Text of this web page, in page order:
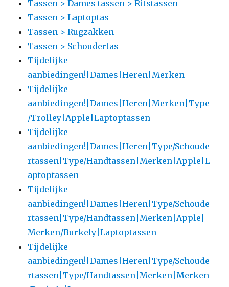
Tassen > Dames tassen > Ritstassen
Tassen > Laptoptas
Tassen > Rugzakken
Tassen > Schoudertas
Tijdelijke
aanbiedingen!|Dames|Heren|Merken
Tijdelijke
aanbiedingen!|Dames|Heren|Merken|Type
/Trolley|Apple|Laptoptassen
Tijdelijke
aanbiedingen!|Dames|Heren|Type/Schoude
rtassen|Type/Handtassen|Merken|Apple|L
aptoptassen
Tijdelijke
aanbiedingen!|Dames|Heren|Type/Schoude
rtassen|Type/Handtassen|Merken|Apple|
Merken/Burkely|Laptoptassen
Tijdelijke
aanbiedingen!|Dames|Heren|Type/Schoude
rtassen|Type/Handtassen|Merken|Merken